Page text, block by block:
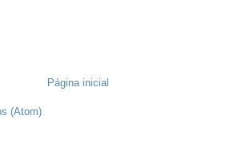
Página inicial
(Atom)